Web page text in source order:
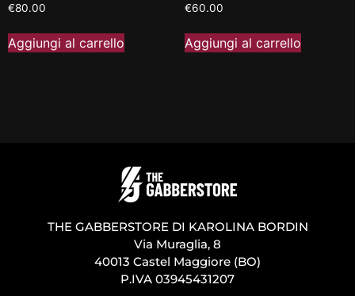
€80.00
Aggiungi al carrello
€60.00
Aggiungi al carrello
THE GABBERSTORE DI KAROLINA BORDIN
Via Muraglia, 8
40013 Castel Maggiore (BO)
P.IVA 03945431207